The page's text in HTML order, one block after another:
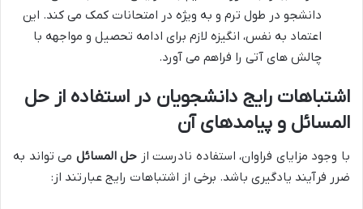
دانشجو در طول ترم و به ویژه در امتحانات کمک می کند. این
اعتماد به نفس، انگیزه لازم برای ادامه تحصیل و مواجهه با
چالش های آتی را فراهم می آورد.
اشتباهات رایج دانشجویان در استفاده از حل
المسائل و پیامدهای آن
با وجود مزایای فراوان، استفاده نادرست از حل المسائل می تواند به
ضرر فرآیند یادگیری باشد. برخی از اشتباهات رایج عبارتند از: